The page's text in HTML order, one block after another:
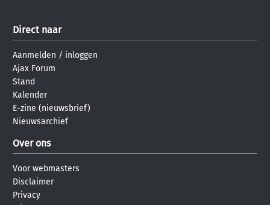
Direct naar
Aanmelden / inloggen
Ajax Forum
Stand
Kalender
E-zine (nieuwsbrief)
Nieuwsarchief
Over ons
Voor webmasters
Disclaimer
Privacy